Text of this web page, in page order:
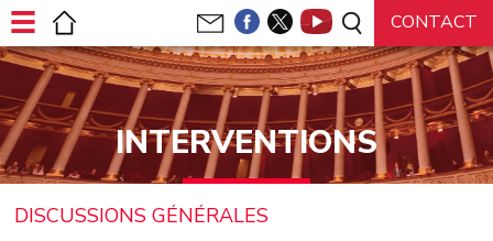
INTERVENTIONS
DISCUSSIONS GÉNÉRALES
Panneau de gestion des cookies